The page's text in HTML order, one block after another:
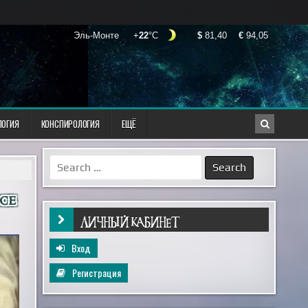
КОНСПИРОЛОГИЯ ЕЩЁ
Search
for:
ЛИЧНЫЙ КАБИНЕТ
Вход
Регистрация